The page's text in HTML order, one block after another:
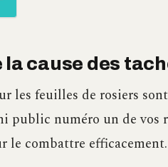
la cause des
les feuilles de rosiers
public numéro un de vos
le combattre efficacement.